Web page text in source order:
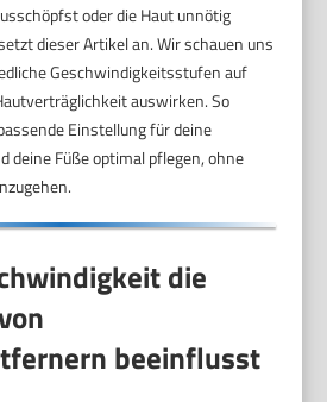
oder die Haut unnötig
dieser Artikel an. Wir schauen uns
Geschwindigkeitsstufen auf
auswirken. So
Einstellung für deine
deine Füße optimal pflegen, ohne
die
beeinflusst